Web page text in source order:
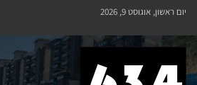
יום ראשון, אוגוסט 9, 2026